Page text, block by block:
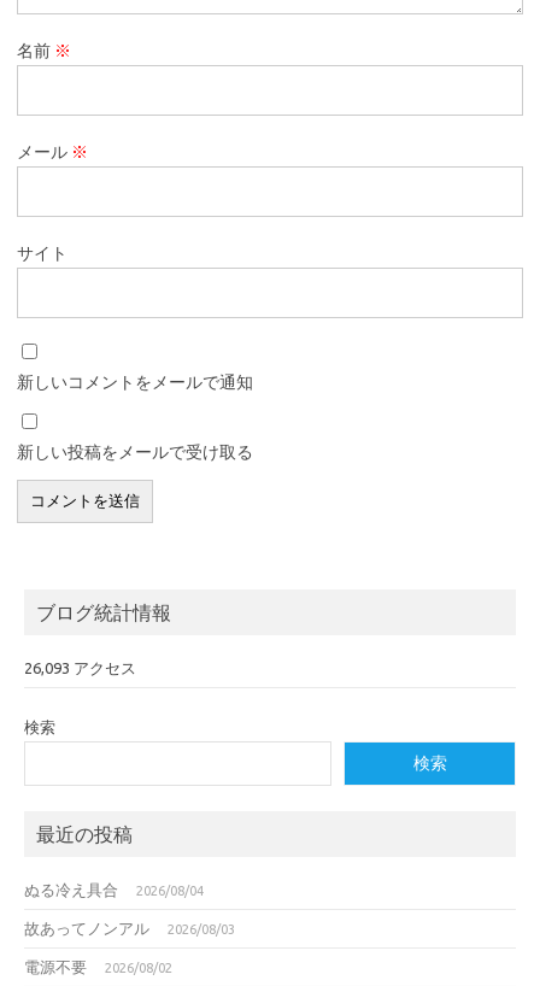
名前 ※
メール ※
サイト
新しいコメントをメールで通知
新しい投稿をメールで受け取る
ブログ統計情報
26,093 アクセス
検索
検索
最近の投稿
ぬる冷え具合 2026/08/04
故あってノンアル 2026/08/03
電源不要 2026/08/02